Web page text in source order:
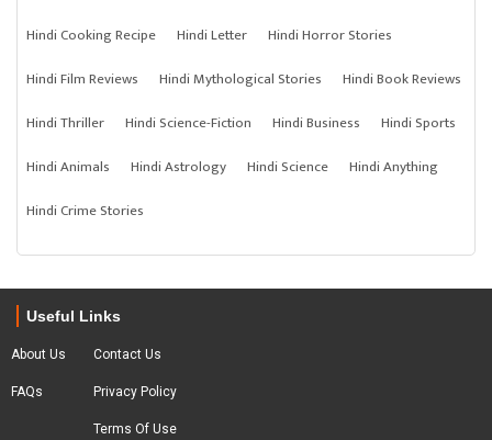
Hindi Cooking Recipe
Hindi Letter
Hindi Horror Stories
Hindi Film Reviews
Hindi Mythological Stories
Hindi Book Reviews
Hindi Thriller
Hindi Science-Fiction Hindi Business
Hindi Sports
Hindi Animals
Hindi Astrology Hindi Science
Hindi Anything
Hindi Crime Stories
Useful Links
About Us
FAQs
Contact Us
Privacy Policy
Terms Of Use